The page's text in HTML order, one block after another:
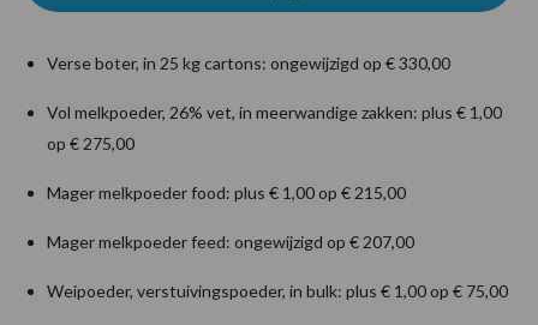
Verse boter, in 25 kg cartons: ongewijzigd op € 330,00
Vol melkpoeder, 26% vet, in meerwandige zakken: plus € 1,00
op € 275,00
Mager melkpoeder food: plus € 1,00 op € 215,00
Mager melkpoeder feed: ongewijzigd op € 207,00
Weipoeder, verstuivingspoeder, in bulk: plus € 1,00 op € 75,00